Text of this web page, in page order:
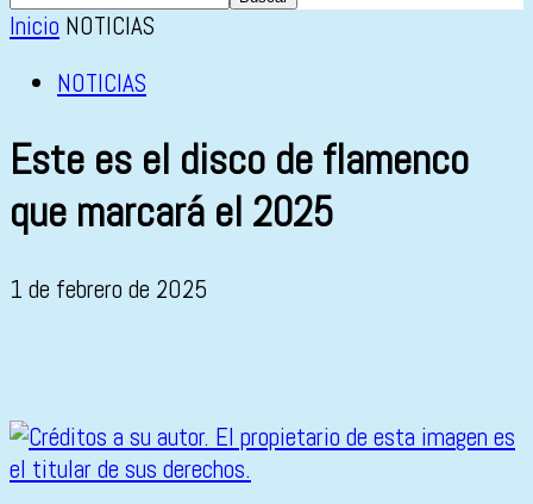
Inicio NOTICIAS
NOTICIAS
Este es el disco de flamenco
que marcará el 2025
1 de febrero de 2025